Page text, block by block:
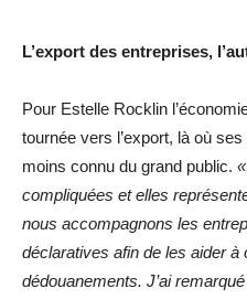
L’export des entreprises,
Pour Estelle Rocklin
tournée vers l’export, là où
moins connu du grand public.
compliquées et elles
nous accompagnons les
déclaratives afin de les aider à
dédouanements. J’ai